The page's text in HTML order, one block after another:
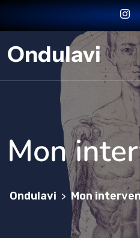
Ondulavi
Mon
Ondulavi > Mon